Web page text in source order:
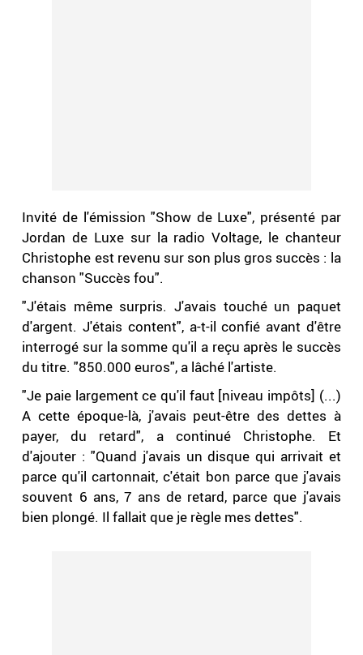
Invité de l'émission "Show de Luxe", présenté par
Jordan de Luxe sur la radio Voltage, le chanteur
Christophe est revenu sur son plus gros succès : la
chanson "Succès fou".
"J'étais même surpris. J'avais touché un paquet
d'argent. J'étais content", a-t-il confié avant d'être
interrogé sur la somme qu'il a reçu après le succès
du titre. "850.000 euros", a lâché l'artiste.
"Je paie largement ce qu'il faut [niveau impôts] (...)
A cette époque-là, j'avais peut-être des dettes à
payer, du retard", a continué Christophe. Et
d'ajouter : "Quand j'avais un disque qui arrivait et
parce qu'il cartonnait, c'était bon parce que j'avais
souvent 6 ans, 7 ans de retard, parce que j'avais
bien plongé. Il fallait que je règle mes dettes".